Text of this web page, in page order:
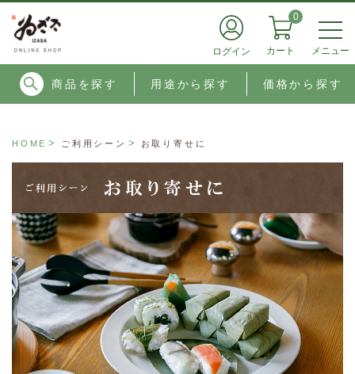
ログイン
0
カート メニュー
商品を探す 用途から探す 価格から探す
HOME ご利用シーン お取り寄せに